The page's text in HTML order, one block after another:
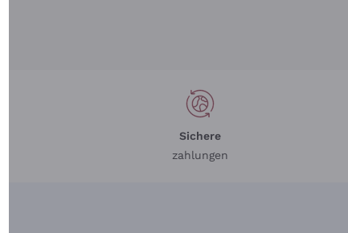
Sichere
zahlungen